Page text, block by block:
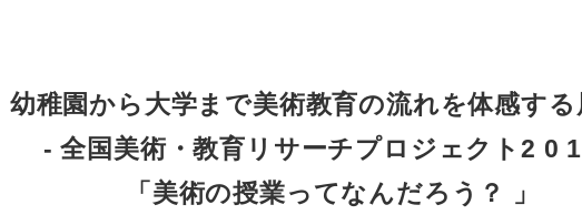
幼稚園から大学まで美術教育の流れを体感する
- 全国美術・教育リサーチプロジェクト2 0
「美術の授業ってなんだろう？ 」